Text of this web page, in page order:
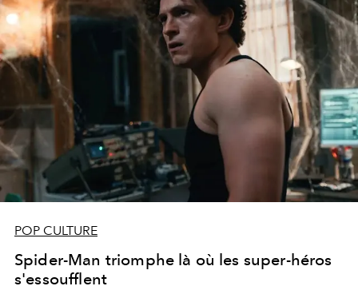
POP CULTURE
Spider-Man triomphe là où les super-héros
s'essoufflent